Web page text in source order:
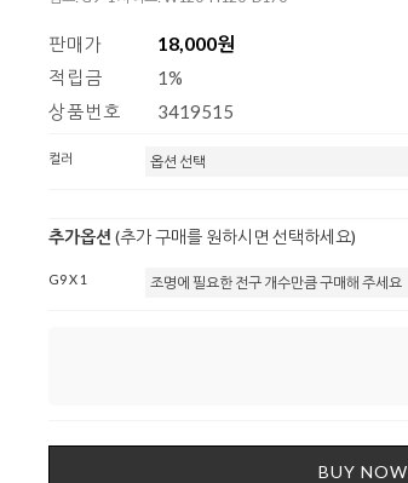
판매가 18,000원
적립금
1%
상품번호
3419515
컬러
추가옵션 (추가 구매를 원하시면 선택하세요)
G9 X 1
BUY NOW